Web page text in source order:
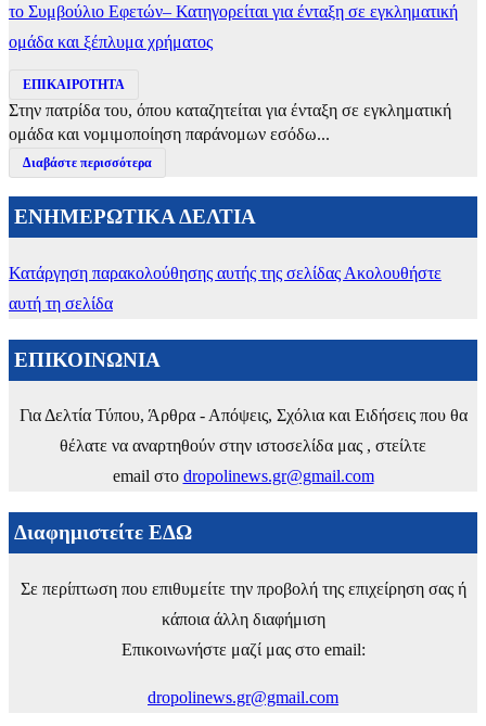
το Συμβούλιο Εφετών– Κατηγορείται για ένταξη σε εγκληματική
ομάδα και ξέπλυμα χρήματος
ΕΠΙΚΑΙΡΟΤΗΤΑ
Στην πατρίδα του, όπου καταζητείται για ένταξη σε εγκληματική
ομάδα και νομιμοποίηση παράνομων εσόδω...
Διαβάστε περισσότερα
ΕΝΗΜΕΡΩΤΙΚΑ ΔΕΛΤΙΑ
Κατάργηση παρακολούθησης αυτής της σελίδας Ακολουθήστε
αυτή τη σελίδα
ΕΠΙΚΟΙΝΩΝΙΑ
Για Δελτία Τύπου, Άρθρα - Απόψεις, Σχόλια και Ειδήσεις που θα
θέλατε να αναρτηθούν στην ιστοσελίδα μας , στείλτε
email στο dropolinews.gr@gmail.com
Διαφημιστείτε ΕΔΩ
Σε περίπτωση που επιθυμείτε την προβολή της επιχείρηση σας ή
κάποια άλλη διαφήμιση
Επικοινωνήστε μαζί μας στο email:
dropolinews.gr@gmail.com